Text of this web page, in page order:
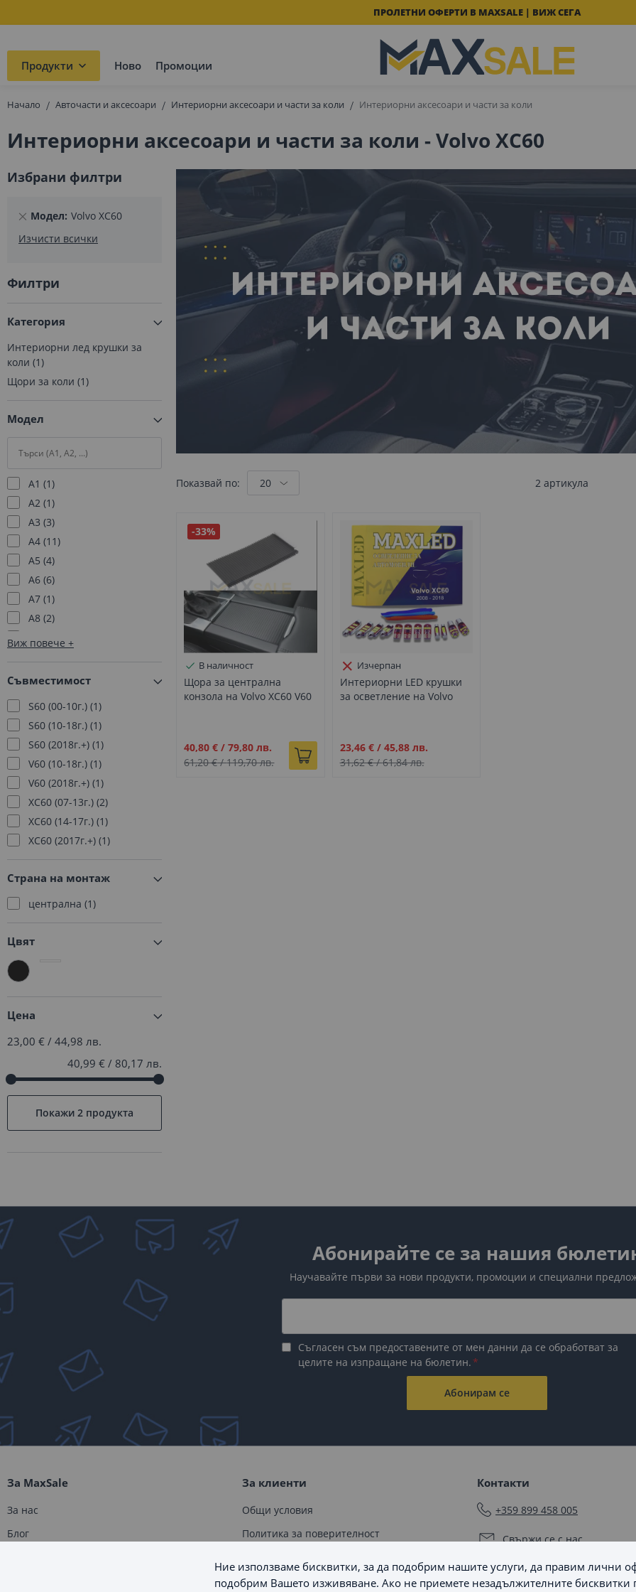
ПРОЛЕТНИ ОФЕРТИ В MAXSALE | ВИЖ СЕГА
Продукти Ново Промоции
Начало Авточасти и аксесоари Интериорни аксесоари и части за коли Интериорни аксесоари и части за коли
Интериорни аксесоари и части за коли - Volvo XC60
Показвай по: 2артикула
-33%
В наличност
Щора за централна
конзола на Volvo XC60 V60
Промо
цена
40,80 € /79,80 лв.
61,20 €/119,70 лв.
Изчерпан
Интериорни LED крушки
за осветление на Volvo
Промо
цена
23,46 €/ 45,88 лв.
31,62 €/61,84 лв.
Избрани филтри
Премахнете
елемент
Модел Volvo XC60
Изчисти всички
Филтри
Категория
Интериорни лед крушки за
коли 1
Щори за коли 1
Модел
A1
1
A2 1
A3 3
A4 11
A5 4
A6 6
A7 1
A8 2
Q7 1
Allroad 1
Серия 1
250
Серия 2
116
Серия 3
448
Серия 4
181
Серия 5
599
Серия 6 257
Серия 7
301
X1 220
X2 53
X4
X5
XM
Z 17
A class 59
B class 69
C class 182
60
E class 177
60
38
GLE class
73
GLE Coupe 61
GLS class 62
M class 6
R class 36
SLK class 15
Виж повече
Съвместимост
S60 (00-10г.) 1
S60 (10-18г.) 1
S60 (2018г.+) 1
V60 (10-18г.) 1
V60 (2018г.+) 1
XC60 (07-13г.) 2
XC60 (14-17г.) 1
XC60 (2017г.+) 1
Страна на монтаж
централна 1
Цвят
Цена
23,00 € / 44,98 лв.
40,99 € / 80,17 лв.
Покажи2 продукта
Абонирайте се за нашия
Научавайте първи за нови продукти, промоции и специални
Съгласен съм предоставените от мен данни да се обработват за
целите на изпращане на бюлетин.
Абонирам се
За MaxSale
За нас
Блог
За клиенти
Общи условия
Политика за поверителност
Връщане и замяна
Контакти
+359 899 458 005
Свържи се с нас
Последвайте ни
Ние използваме бисквитки, за да подобрим нашите услуги, да правим лични
подобрим Вашето изживяване. Ако не приемете незадължителните бисквитки